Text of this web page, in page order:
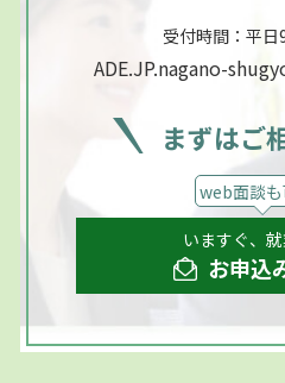
受付時間：平日
ADE.JP.nagano-
まずはご
web面談も
いますぐ、就
お申込